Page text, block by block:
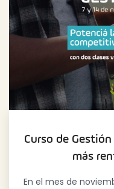
Curso de
más
En el mes de